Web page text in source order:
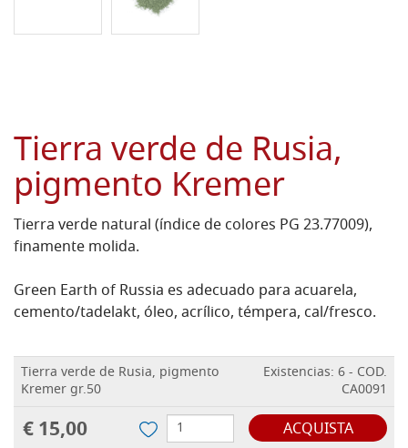
Tierra verde de Rusia,
pigmento Kremer
Tierra verde natural (índice de colores PG 23.77009),
finamente molida.
Green Earth of Russia es adecuado para acuarela,
cemento/tadelakt, óleo, acrílico, témpera, cal/fresco.
Tierra verde de Rusia, pigmento
Kremer gr.50
Existencias: 6 - COD.
CA0091
€ 15,00 ACQUISTA